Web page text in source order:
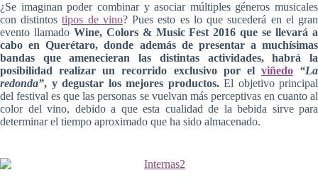
¿Se imaginan poder combinar y asociar múltiples géneros musicales
con distintostipos de vino? Pues esto es lo que sucederá en el gran
evento llamado Wine, Colors & Music Fest 2016 que se llevará a
cabo en Querétaro, donde además de presentar a muchísimas
bandas que amenecieran las distintas actividades, habrá la
posibilidad realizar un recorrido exclusivo por el viñedo “La
redonda”, y degustar los mejores productos.El objetivo principal
del festival es que las personas se vuelvan más perceptivas en cuanto al
color del vino, debido a que esta cualidad de la bebida sirve para
determinar el tiempo aproximado que ha sido almacenado.